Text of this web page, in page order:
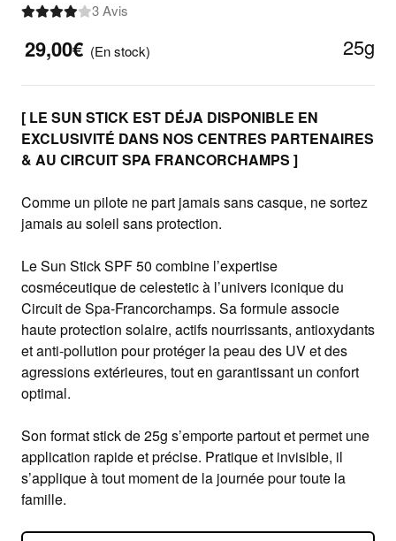
3 Avis
29,00€ 25g
(En stock)
[ LE SUN STICK EST DÉJA DISPONIBLE EN
EXCLUSIVITÉ DANS NOS CENTRES PARTENAIRES
& AU CIRCUIT SPA FRANCORCHAMPS ]
Comme un pilote ne part jamais sans casque, ne sortez
jamais au soleil sans protection.
Le Sun Stick SPF 50 combine l’expertise
cosméceutique de celestetic à l’univers iconique du
Circuit de Spa-Francorchamps. Sa formule associe
haute protection solaire, actifs nourrissants, antioxydants
et anti-pollution pour protéger la peau des UV et des
agressions extérieures, tout en garantissant un confort
optimal.
Son format stick de 25g s’emporte partout et permet une
application rapide et précise. Pratique et invisible, il
s’applique à tout moment de la journée pour toute la
famille.